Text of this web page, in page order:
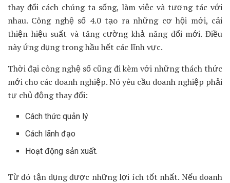
thay đổi cách chúng ta sống, làm việc và tương tác với
nhau. Công nghệ số 4.0 tạo ra những cơ hội mới, cải
thiện hiệu suất và tăng cường khả năng đổi mới. Điều
này ứng dụng trong hầu hết các lĩnh vực.
Thời đại công nghệ số cũng đi kèm với những thách thức
mới cho các doanh nghiệp. Nó yêu cầu doanh nghiệp phải
tự chủ động thay đổi:
Cách thức quản lý
Cách lãnh đạo
Hoạt động sản xuất.
Từ đó tận dụng được những lợi ích tốt nhất. Nếu doanh